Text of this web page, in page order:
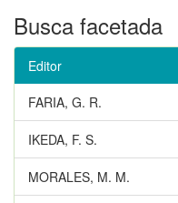
Busca facetada
Editor
FARIA, G. R.
IKEDA, F. S.
MORALES, M. M.